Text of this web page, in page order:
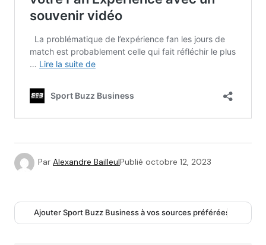
Par Alexandre BailleulPublié octobre 12, 2023
Ajouter Sport Buzz Business à vos sources préférées